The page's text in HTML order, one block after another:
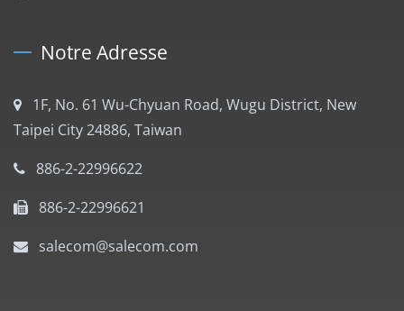
Notre Adresse
1F, No. 61 Wu-Chyuan Road, Wugu District, New
Taipei City 24886, Taiwan
886-2-22996622
886-2-22996621
salecom@salecom.com